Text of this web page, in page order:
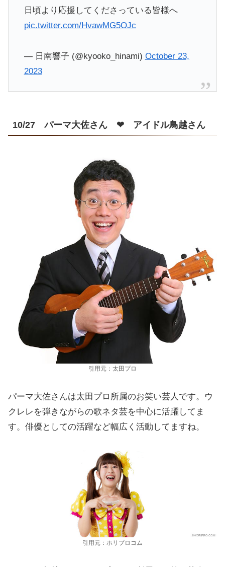
日頃より応援してくださっている皆様へ
pic.twitter.com/HvawMG5OJc
— 日南響子 (@kyooko_hinami) October 23,
2023
10/27 パーマ大佐さん ❤ アイドル鳥越さん
引用元：太田プロ
パーマ大佐さんは太田プロ所属のお笑い芸人です。ウ
クレレを弾きながらの歌ネタ芸を中心に活躍してま
す。俳優としての活躍など幅広く活動してますね。
引用元：ホリプロコム